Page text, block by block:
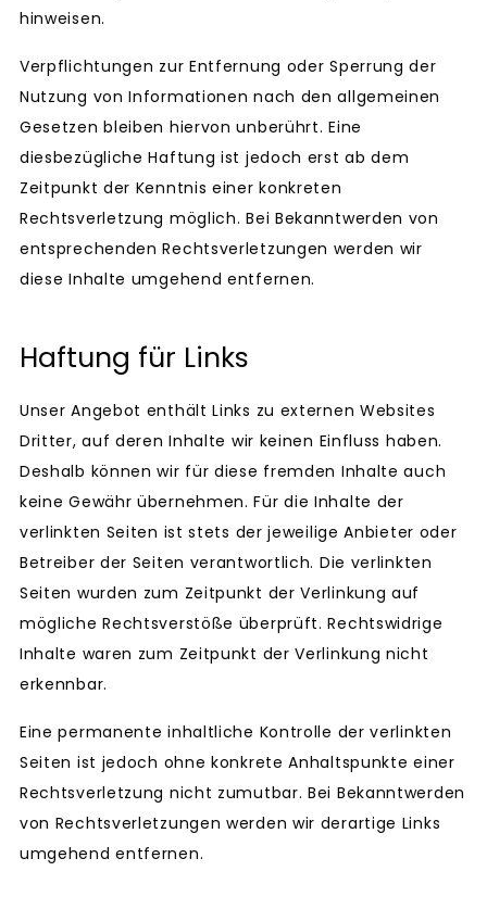
hinweisen.
Verpflichtungen zur Entfernung oder Sperrung der
Nutzung von Informationen nach den allgemeinen
Gesetzen bleiben hiervon unberührt. Eine
diesbezügliche Haftung ist jedoch erst ab dem
Zeitpunkt der Kenntnis einer konkreten
Rechtsverletzung möglich. Bei Bekanntwerden von
entsprechenden Rechtsverletzungen werden wir
diese Inhalte umgehend entfernen.
Haftung für Links
Unser Angebot enthält Links zu externen Websites
Dritter, auf deren Inhalte wir keinen Einfluss haben.
Deshalb können wir für diese fremden Inhalte auch
keine Gewähr übernehmen. Für die Inhalte der
verlinkten Seiten ist stets der jeweilige Anbieter oder
Betreiber der Seiten verantwortlich. Die verlinkten
Seiten wurden zum Zeitpunkt der Verlinkung auf
mögliche Rechtsverstöße überprüft. Rechtswidrige
Inhalte waren zum Zeitpunkt der Verlinkung nicht
erkennbar.
Eine permanente inhaltliche Kontrolle der verlinkten
Seiten ist jedoch ohne konkrete Anhaltspunkte einer
Rechtsverletzung nicht zumutbar. Bei Bekanntwerden
von Rechtsverletzungen werden wir derartige Links
umgehend entfernen.